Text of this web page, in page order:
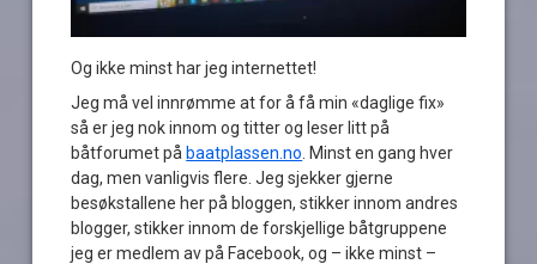
Og ikke minst har jeg internettet!
Jeg må vel innrømme at for å få min «daglige fix»
så er jeg nok innom og titter og leser litt på
båtforumet på baatplassen.no . Minst en gang hver
dag, men vanligvis flere. Jeg sjekker gjerne
besøkstallene her på bloggen, stikker innom andres
blogger, stikker innom de forskjellige båtgruppene
jeg er medlem av på Facebook, og – ikke minst –